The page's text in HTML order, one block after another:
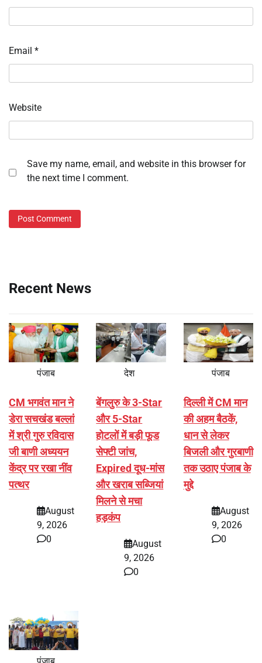
Email *
Website
Save my name, email, and website in this browser for
the next time I comment.
Recent News
पंजाब
CM भगवंत मान ने
डेरा सचखंड बल्लां
में श्री गुरु रविदास
जी बाणी अध्ययन
केंद्र पर रखा नींव
पत्थर
August
9, 2026
0
देश
बेंगलुरु के 3-Star
और 5-Star
होटलों में बड़ी फूड
सेफ्टी जांच,
Expired दूध-मांस
और खराब सब्जियां
मिलने से मचा
हड़कंप
August
9, 2026
0
पंजाब
दिल्ली में CM मान
की अहम बैठकें,
धान से लेकर
बिजली और गुरबाणी
तक उठाए पंजाब के
मुद्दे
August
9, 2026
0